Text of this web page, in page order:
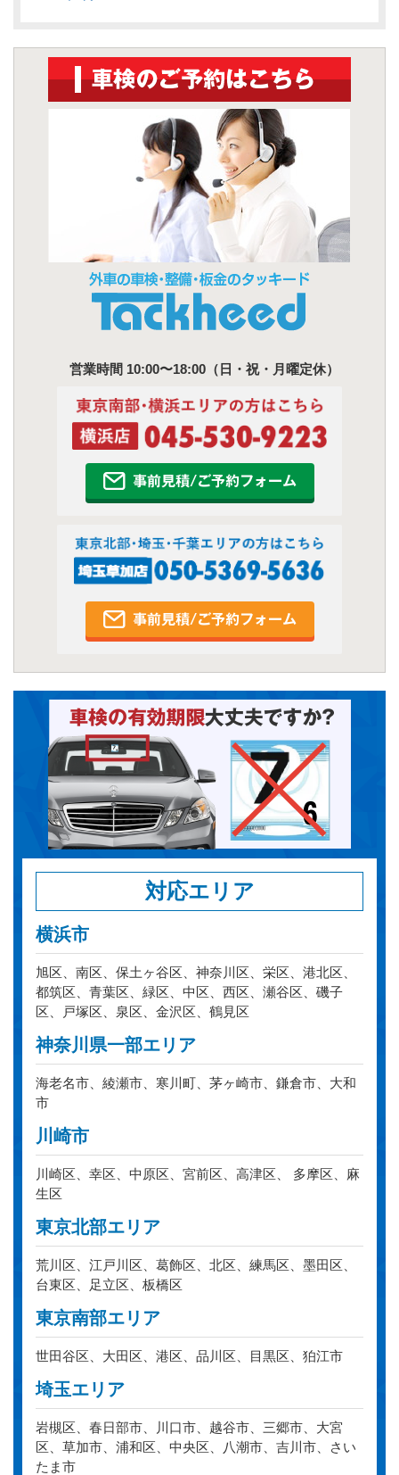
営業時間 10:00〜18:00（日・祝・月曜定休）
対応エリア
横浜市
旭区、南区、保土ヶ谷区、神奈川区、栄区、港北区、
都筑区、青葉区、緑区、中区、西区、瀬谷区、磯子
区、戸塚区、泉区、金沢区、鶴見区
神奈川県一部エリア
海老名市、綾瀬市、寒川町、茅ヶ崎市、鎌倉市、大和
市
川崎市
川崎区、幸区、中原区、宮前区、高津区、 多摩区、麻
生区
東京北部エリア
荒川区、江戸川区、葛飾区、北区、練馬区、墨田区、
台東区、足立区、板橋区
東京南部エリア
世田谷区、大田区、港区、品川区、目黒区、狛江市
埼玉エリア
岩槻区、春日部市、川口市、越谷市、三郷市、大宮
区、草加市、浦和区、中央区、八潮市、吉川市、さい
たま市